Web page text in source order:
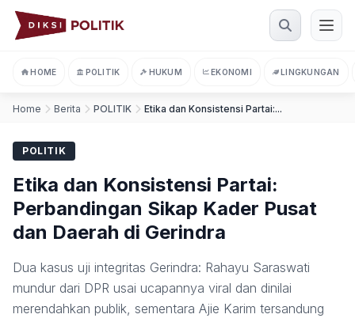
HOME POLITIK HUKUM EKONOMI LINGKUNGAN
Home Berita POLITIK Etika dan Konsistensi Partai:...
POLITIK
Etika dan Konsistensi Partai:
Perbandingan Sikap Kader Pusat
dan Daerah di Gerindra
Dua kasus uji integritas Gerindra: Rahayu Saraswati
mundur dari DPR usai ucapannya viral dan dinilai
merendahkan publik, sementara Ajie Karim tersandung